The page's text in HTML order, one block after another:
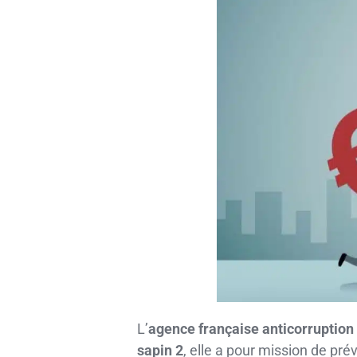
L’agence française anticorruption
sapin 2, elle a pour mission de